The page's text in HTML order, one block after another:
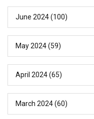
June 2024(100)
May 2024(59)
April 2024(65)
March 2024(60)